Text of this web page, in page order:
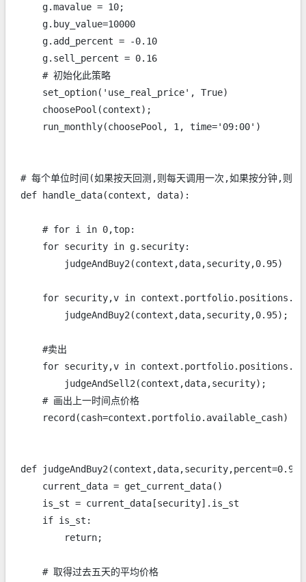
g.mavalue = 10;
g.buy_value=10000
g.add_percent = -0.10
g.sell_percent = 0.16
# 初始化此策略
set_option('use_real_price', True)
choosePool(context);
run_monthly(choosePool, 1, time='09:00')
# 每个单位时间(如果按天回测,则每天调用一次,如果按分钟,则每
def handle_data(context, data):
# for i in 0,top:
for security in g.security:
judgeAndBuy2(context,data,security,0.95)
for security,v in
judgeAndBuy2(context,data,security,0.95);
#卖出
for security,v in
judgeAndSell2(context,data,security);
# 画出上一时间点价格
record(cash=context.portfolio.available_cash)
def
current_data = get_current_data()
is_st = current_data[security].is_st
if is_st:
return;
# 取得过去五天的平均价格